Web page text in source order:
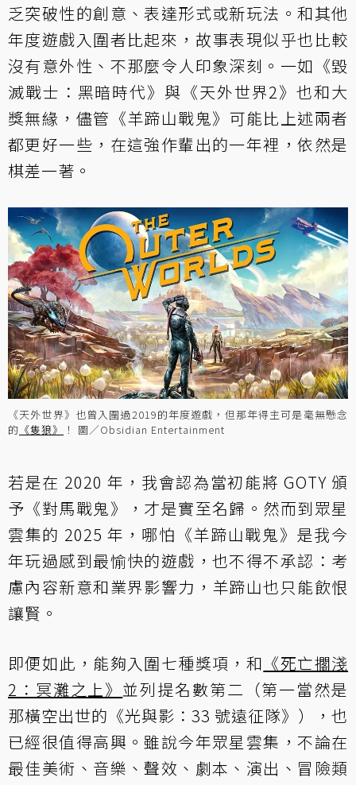
乏突破性的創意、表達形式或新玩法。和其他
年度遊戲入圍者比起來，故事表現似乎也比較
沒有意外性、不那麼令人印象深刻。一如《毀
滅戰士：黑暗時代》與《天外世界2》也和大
獎無緣，儘管《羊蹄山戰鬼》可能比上述兩者
都更好一些，在這強作輩出的一年裡，依然是
棋差一著。
《天外世界》也曾入圍過2019的年度遊戲，但那年得主可是毫無懸念
的 《隻狼》 ！ 圖／Obsidian Entertainment
若是在 2020 年，我會認為當初能將 GOTY 頒
予《對馬戰鬼》，才是實至名歸。然而到眾星
雲集的 2025 年，哪怕《羊蹄山戰鬼》是我今
年玩過感到最愉快的遊戲，也不得不承認：考
慮內容新意和業界影響力，羊蹄山也只能飲恨
讓賢。
即便如此，能夠入圍七種獎項，和 《死亡擱淺
2：冥灘之上》並列提名數第二（第一當然是
那橫空出世的《光與影：33 號遠征隊》），也
已經很值得高興。雖說今年眾星雲集，不論在
最佳美術、音樂、聲效、劇本、演出、冒險類